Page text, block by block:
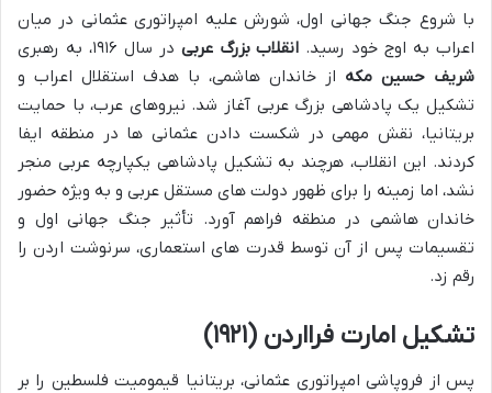
با شروع جنگ جهانی اول، شورش علیه امپراتوری عثمانی در میان
اعراب به اوج خود رسید. انقلاب بزرگ عربی در سال ۱۹۱۶، به رهبری
شریف حسین مکه از خاندان هاشمی، با هدف استقلال اعراب و
تشکیل یک پادشاهی بزرگ عربی آغاز شد. نیروهای عرب، با حمایت
بریتانیا، نقش مهمی در شکست دادن عثمانی ها در منطقه ایفا
کردند. این انقلاب، هرچند به تشکیل پادشاهی یکپارچه عربی منجر
نشد، اما زمینه را برای ظهور دولت های مستقل عربی و به ویژه حضور
خاندان هاشمی در منطقه فراهم آورد. تأثیر جنگ جهانی اول و
تقسیمات پس از آن توسط قدرت های استعماری، سرنوشت اردن را
رقم زد.
تشکیل امارت فرااردن (۱۹۲۱)
پس از فروپاشی امپراتوری عثمانی، بریتانیا قیمومیت فلسطین را بر